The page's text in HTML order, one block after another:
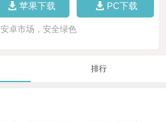
苹果下载 PC下载
安卓市场，安全绿色
排行